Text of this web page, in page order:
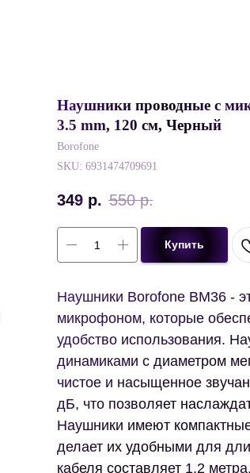
Наушники проводные с
3.5 mm, 120 см, Черный
Borofone
SKU: 6931474709691
349 р. 550 р.
Купить
Наушники Borofone BM36 -
микрофоном, которые
удобство использования.
динамиками с диаметром
чистое и насыщенное
дБ, что позволяет
Наушники имеют
делает их удобными для
кабеля составляет 1.2